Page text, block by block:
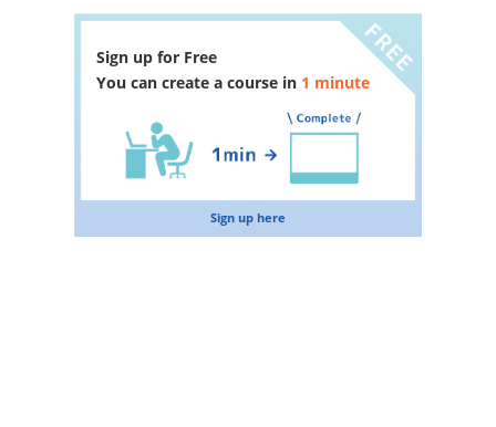
Sign up for Free
You can create a course in 1 minute
Sign up here